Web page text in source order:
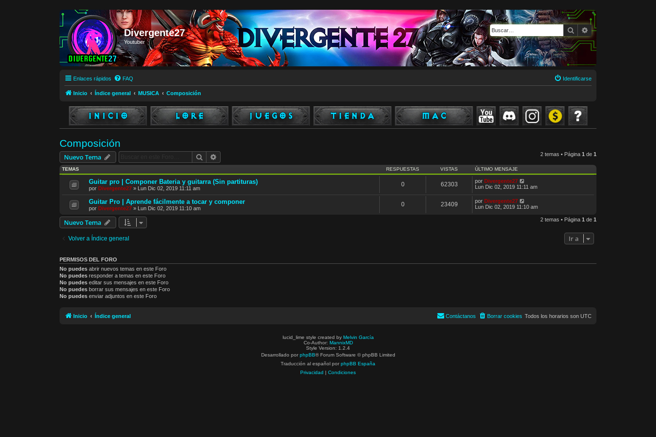
Divergente27
Youtuber
BuscarBúsqueda avanzada
Enlaces rápidos FAQ Identificarse
Inicio Índice general MUSICA Composición
Composición
Nuevo Tema Buscar 2 temas • Página 1 de 1
TEMAS RESPUESTAS VISTAS ÚLTIMO MENSAJE
Guitar pro | Componer Bateria y guitarra (Sin partituras)
por Divergente27 » Lun Dic 02, 2019 11:11 am
0 62303 por Divergente27
Lun Dic 02, 2019 11:11 am
Guitar Pro | Aprende fácilmente a tocar y componer
por Divergente27 » Lun Dic 02, 2019 11:10 am
0 23409 por Divergente27
Lun Dic 02, 2019 11:10 am
Nuevo Tema 2 temas • Página 1 de 1
Volver a Índice general Ir a
PERMISOS DEL FORO
No puedes abrir nuevos temas en este Foro
No puedes responder a temas en este Foro
No puedes editar sus mensajes en este Foro
No puedes borrar sus mensajes en este Foro
No puedes enviar adjuntos en este Foro
Inicio Índice general Todos los horarios son UTC
Borrar cookies
Contáctanos
lucid_lime style created by Melvin García
Co-Author: MannixMD
Style Version: 1.2.4
Desarrollado por phpBB® Forum Software © phpBB Limited
Traducción al español por phpBB España
Privacidad
Condiciones